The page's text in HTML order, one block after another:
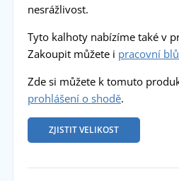
nesrážlivost.
Tyto kalhoty nabízíme také v
Zakoupit můžete i pracovní
Zde si můžete k tomuto
prohlášení o shodě.
ZJISTIT VELIKOST